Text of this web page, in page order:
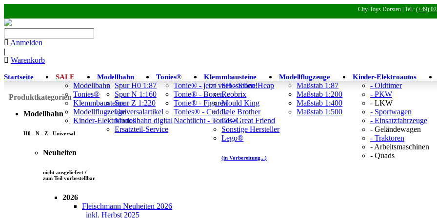
City-Toys Dorsten | Tel.: (+49)
Anmelden
|
Warenkorb
Startseite SALE
Modellbahn
Tonies®
Klemmbausteine
Modellflugzeuge
Kinder-Elektroautos
Modellbahn
Spur H0 1:87
Spur N 1:160
Spur Z 1:220
Universalartikel
Modellbahn digital
Ersatzteil-Service
Tonies®
Tonie® - jetzt vorbestellen!
Tonie® - Boxen
Tonie® - Figuren
Tonies® - Cuddle
Nachtlicht - Tonies®
Klemmbausteine
SH - Stone Heap
Reobrix
Mould King
Lele Brother
GF- Great Friend
Sonstige Hersteller
Lego®
(in Vorbereitung...)
Modellflugzeuge
Maßstab 1:87
Maßstab 1:200
Maßstab 1:400
Maßstab 1:500
Kinder-Elektroautos
- Oldtimer
- PKW
- LKW
- Sportwagen
- Einsatzfahrzeuge
- Geländewagen
- Traktoren
- Arbeitsmaschinen
- Quads
Produktkategorien
Modellbahn
H0 - N - Z - Universal
Neuheiten
nicht ausgeliefert /
zum Teil vorbestellbar
2026
Fleischmann Neuheiten 2026
inkl. Herbst 2025